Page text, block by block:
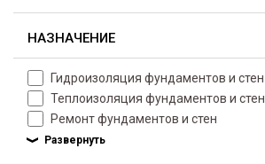
НАЗНАЧЕНИЕ
Гидроизоляция фундаментов и стен
Теплоизоляция фундаментов и стен
Ремонт фундаментов и стен